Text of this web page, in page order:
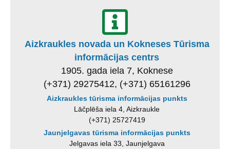
Aizkraukles novada un Kokneses Tūrisma
informācijas centrs
1905. gada iela 7, Koknese
(+371) 29275412, (+371) 65161296
Aizkraukles tūrisma informācijas punkts
Lāčplēša iela 4, Aizkraukle
(+371) 25727419
Jaunjelgavas tūrisma informācijas punkts
Jelgavas iela 33, Jaunjelgava